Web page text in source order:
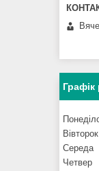
Графік
Вівторок
Середа
Четвер